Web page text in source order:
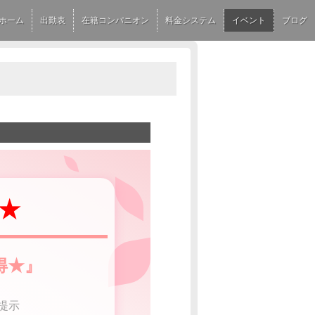
ーム 出勤表 在籍コンパニオン 料金システム イベント ブログ
★』
示